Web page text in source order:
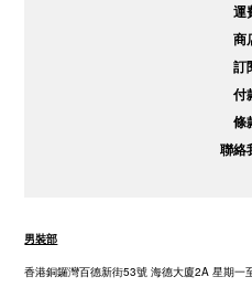
運
商
訂
付
條
聯絡
男裝部
香港銅鑼灣百德新街53號 海德大廈2A 星期